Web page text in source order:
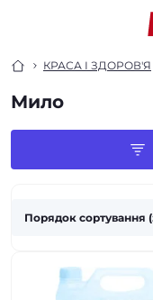
КРАСА І ЗДОРОВ'Я
Мило